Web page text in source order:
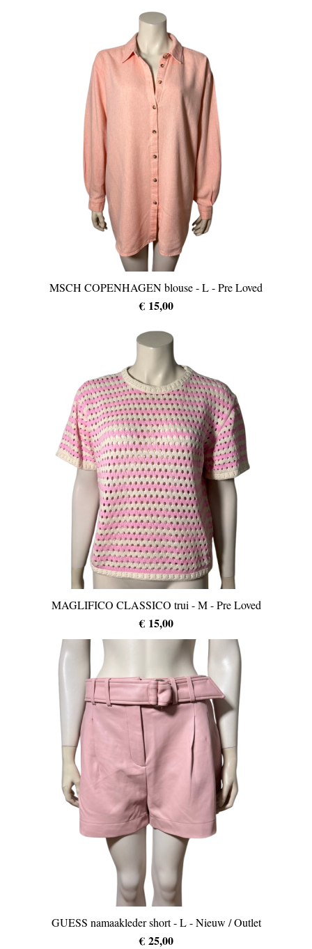
MSCH COPENHAGEN blouse - L - Pre Loved
€ 15,00
MAGLIFICO CLASSICO trui - M - Pre Loved
€ 15,00
GUESS namaakleder short - L - Nieuw / Outlet
€ 25,00